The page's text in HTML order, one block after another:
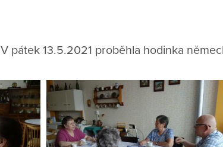
V pátek 13.5.2021 proběhla hodinka